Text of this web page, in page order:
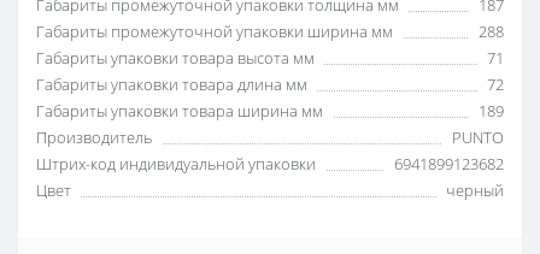
Габариты промежуточной упаковки ширина мм
288
Габариты упаковки товара высота мм
71
Габариты упаковки товара длина мм
72
Габариты упаковки товара ширина мм
189
Производитель
PUNTO
Штрих-код индивидуальной упаковки
6941899123682
Цвет
черный